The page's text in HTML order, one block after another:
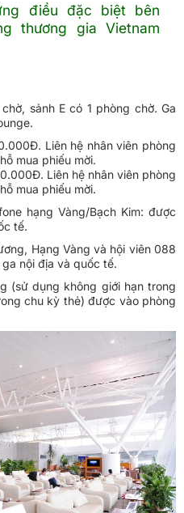
điều đặc biệt bên
thương gia Vietnam
sảnh E có 1 phòng chờ. Ga
Liên hệ nhân viên phòng
mua phiếu mời.
Liên hệ nhân viên phòng
mua phiếu mời.
hạng Vàng/Bạch Kim: được
tế.
Hạng Vàng và hội viên 088
nội địa và quốc tế.
(sử dụng không giới hạn trong
chu kỳ thẻ) được vào phòng